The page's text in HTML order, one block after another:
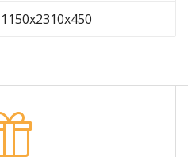
1150х2310х450